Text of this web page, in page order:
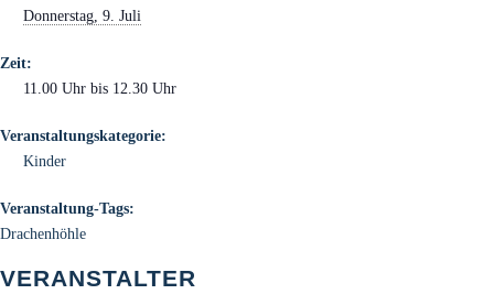
Donnerstag, 9. Juli
Zeit:
11.00 Uhr bis 12.30 Uhr
Veranstaltungskategorie:
Kinder
Veranstaltung-Tags:
Drachenhöhle
VERANSTALTER